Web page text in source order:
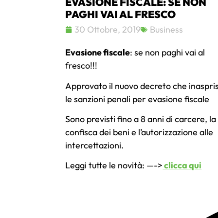
PAGHI VAI AL FRESCO
30 Ottobre, 2019 Business
Evasione fiscale: se non paghi vai al
fresco!!!
Approvato il nuovo decreto che
le sanzioni penali per evasione fiscale
Sono previsti fino a 8 anni di carcere, la
confisca dei beni e l’autorizzazione alle
intercettazioni.
Leggi tutte le novità: —->clicca qui